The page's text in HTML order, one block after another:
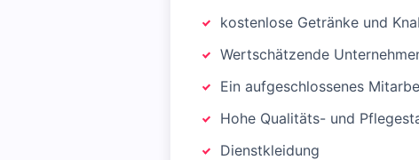
kostenlose Getränke und
Wertschätzende
Ein aufgeschlossenes
Hohe Qualitäts- und
Dienstkleidung